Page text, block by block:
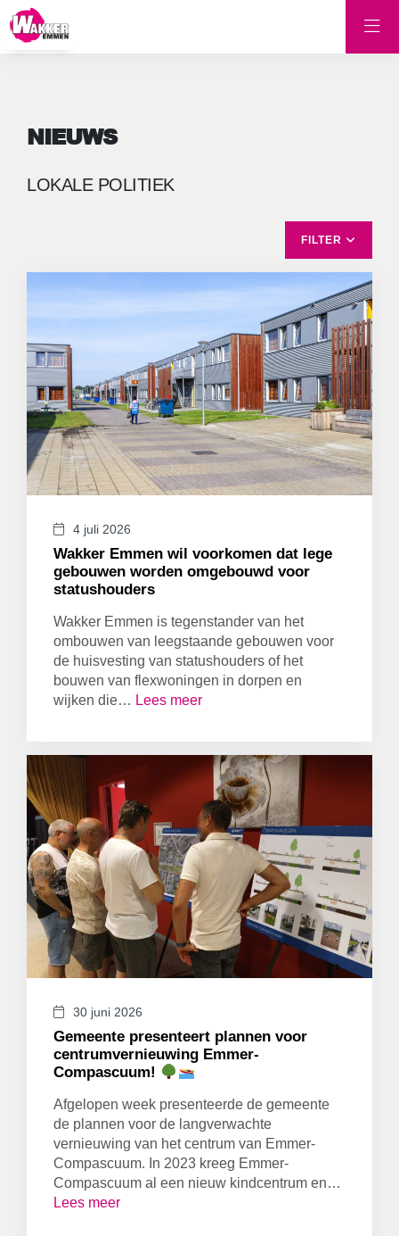
NIEUWS
LOKALE POLITIEK
FILTER
FINANCIËN
GEEN CATEGORIE
KLAZIENAVEEN
LOKALE POLITIEK
MILIEU & DUURZAAMHEID
NIEUW-AMSTERDAM / VEENOORD
NIEUW-DORDRECHT / ORANJEDORP
SOCIALE ZAKEN
VEILIGHEID
VERKEER EN VERVOER
ZWARTEMEER / BARGER-COMPASCUUM
4 juli 2026
Wakker Emmen wil voorkomen dat lege
gebouwen worden omgebouwd voor
statushouders
Wakker Emmen is tegenstander van het
ombouwen van leegstaande gebouwen voor
de huisvesting van statushouders of het
bouwen van flexwoningen in dorpen en
wijken die… Lees meer
30 juni 2026
Gemeente presenteert plannen voor
centrumvernieuwing Emmer-
Compascuum!
Afgelopen week presenteerde de gemeente
de plannen voor de langverwachte
vernieuwing van het centrum van Emmer-
Compascuum. In 2023 kreeg Emmer-
Compascuum al een nieuw kindcentrum en…
Lees meer